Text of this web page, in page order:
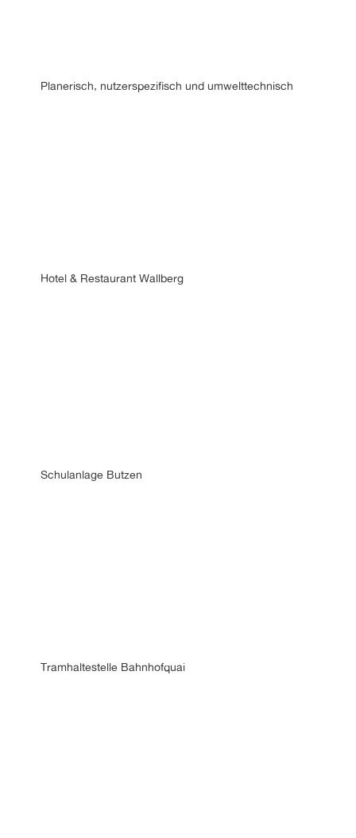
Hotel & Restaurant Wallberg
Planerisch, nutzerspezifisch und umwelttechnisch
Schulanlage Butzen
Tramhaltestelle Bahnhofquai